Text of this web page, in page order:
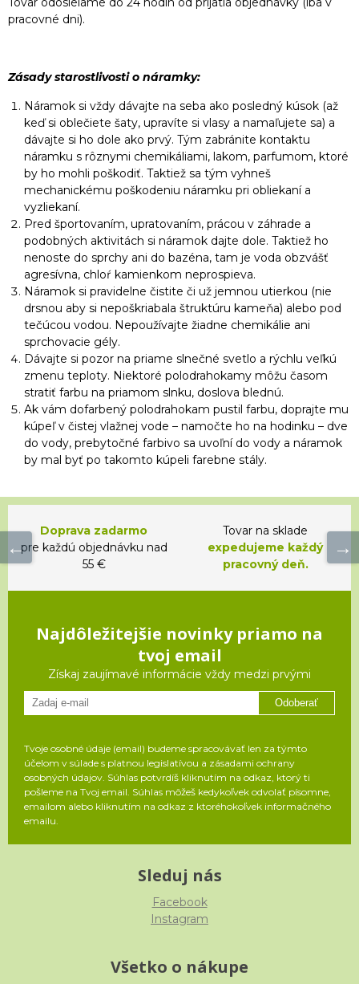
pracovné dni).
Zásady starostlivosti o náramky:
Náramok si vždy dávajte na seba ako posledný kúsok (až
keď si oblečiete šaty, upravíte si vlasy a namaľujete sa) a
dávajte si ho dole ako prvý. Tým zabránite kontaktu
náramku s rôznymi chemikáliami, lakom, parfumom, ktoré
by ho mohli poškodiť. Taktiež sa tým vyhneš
mechanickému poškodeniu náramku pri obliekaní a
vyzliekaní.
Pred športovaním, upratovaním, prácou v záhrade a
podobných aktivitách si náramok dajte dole. Taktiež ho
nenoste do sprchy ani do bazéna, tam je voda obzvášť
agresívna, chloŕ kamienkom neprospieva.
Náramok si pravidelne čistite či už jemnou utierkou (nie
drsnou aby si nepoškriabala štruktúru kameňa) alebo pod
tečúcou vodou. Nepoužívajte žiadne chemikálie ani
sprchovacie gély.
Dávajte si pozor na priame slnečné svetlo a rýchlu veľkú
zmenu teploty. Niektoré polodrahokamy môžu časom
stratiť farbu na priamom slnku, doslova blednú.
Ak vám dofarbený polodrahokam pustil farbu, doprajte mu
kúpeľ v čistej vlažnej vode – namočte ho na hodinku – dve
do vody, prebytočné farbivo sa uvoľní do vody a náramok
by mal byť po takomto kúpeli farebne stály.
Doprava zadarmo
pre každú objednávku nad
55 €
Tovar na sklade
expedujeme každý
pracovný deň.
Najdôležitejšie novinky priamo na
tvoj email
Získaj zaujímavé informácie vždy medzi prvými
Odoberať
Tvoje osobné údaje (email) budeme spracovávať len za týmto
účelom v súlade s platnou legislatívou a zásadami ochrany
osobných údajov. Súhlas potvrdíš kliknutím na odkaz, ktorý ti
pošleme na Tvoj email. Súhlas môžeš kedykoľvek odvolať písomne,
emailom alebo kliknutím na odkaz z ktoréhokoľvek informačného
emailu.
Sleduj nás
Facebook
Instagram
Všetko o nákupe